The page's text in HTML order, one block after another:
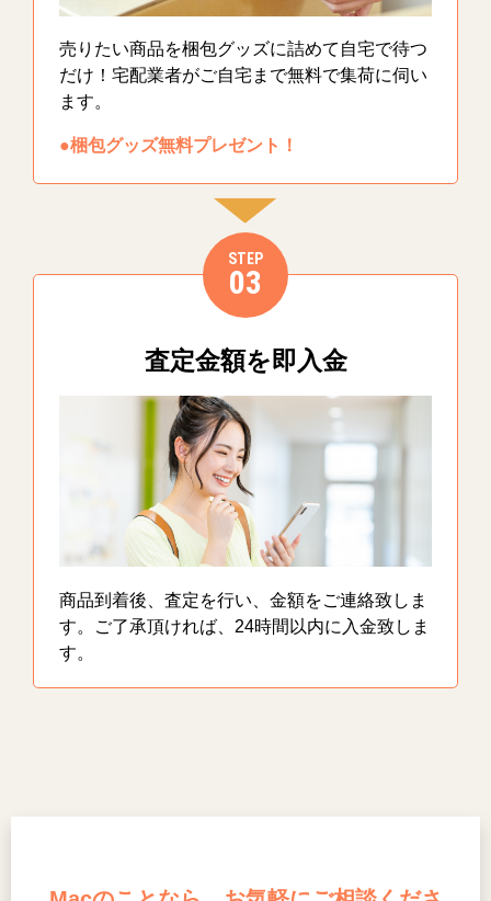
売りたい商品を梱包グッズに詰めて自宅で待つ
だけ！宅配業者がご自宅まで無料で集荷に伺い
ます。
●梱包グッズ無料プレゼント！
STEP
03
査定金額を即入金
商品到着後、査定を行い、金額をご連絡致しま
す。ご了承頂ければ、24時間以内に入金致しま
す。